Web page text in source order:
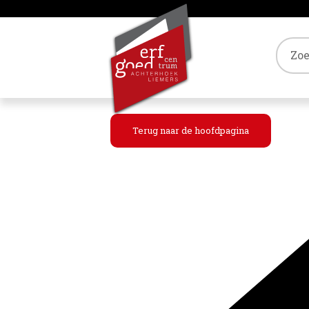
Terug naar de hoofdpagina